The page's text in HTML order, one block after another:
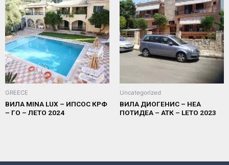
GREECE
ВИЛА MINA LUX – ИПСОС КРФ
– ГО – ЛЕТО 2024
Uncategorized
ВИЛА ДИОГЕНИС – НЕА
ПОТИДЕА – АТК – LETO 2023